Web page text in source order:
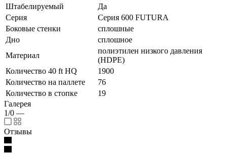
Штабелируемый
Да
Серия
Серия 600 FUTURA
Боковые стенки
сплошные
Дно
сплошное
Материал
полиэтилен низкого давления
(HDPE)
Количество 40 ft HQ
1900
Количество на паллете
76
Количество в стопке
19
Галерея
1/0 —
Отзывы